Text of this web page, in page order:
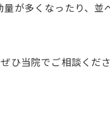
が多くなったり、並
ひ当院でご相談くださ